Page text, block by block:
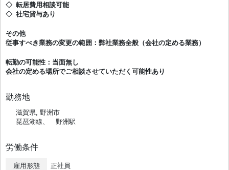
◇ 転居費用相談可能
◇ 社宅貸与あり
その他
従事すべき業務の変更の範囲：弊社業務全般（会社の定める業務）
転勤の可能性：当面無し
会社の定める場所でご相談させていただく可能性あり
勤務地
滋賀県, 野洲市
琵琶湖線、 野洲駅
労働条件
雇用形態
正社員